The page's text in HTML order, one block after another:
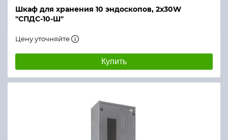
Шкаф для хранения 10 эндоскопов, 2х30W
"СПДС-10-Ш"
Цену уточняйте
Купить